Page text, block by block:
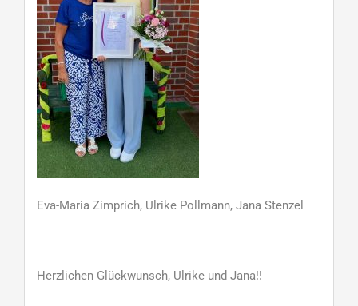
Eva-Maria Zimprich, Ulrike Pollmann, Jana Stenzel
Herzlichen Glückwunsch, Ulrike und Jana!!